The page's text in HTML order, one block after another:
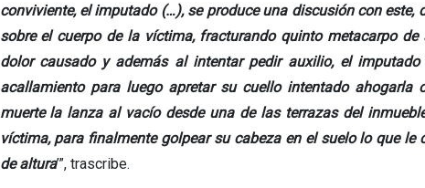
conviviente, el imputado (…), se produce una discusión con
sobre el cuerpo de la víctima, fracturando quinto metacarpo
dolor causado y además al intentar pedir auxilio, el
acallamiento para luego apretar su cuello intentado
muerte la lanza al vacío desde una de las terrazas del
víctima, para finalmente golpear su cabeza en el suelo lo que
de altura’”, trascribe.